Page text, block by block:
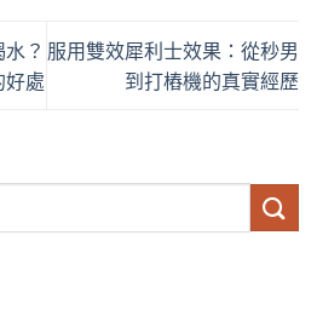
？
好處
服用雙效犀利士效果：從秒男
到打樁機的真實經歷